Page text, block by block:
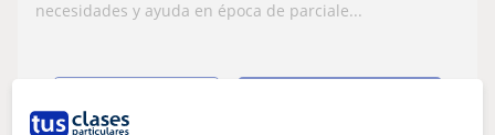
necesidades y ayuda en época de parciale...